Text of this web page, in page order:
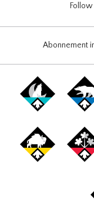
Abonnement